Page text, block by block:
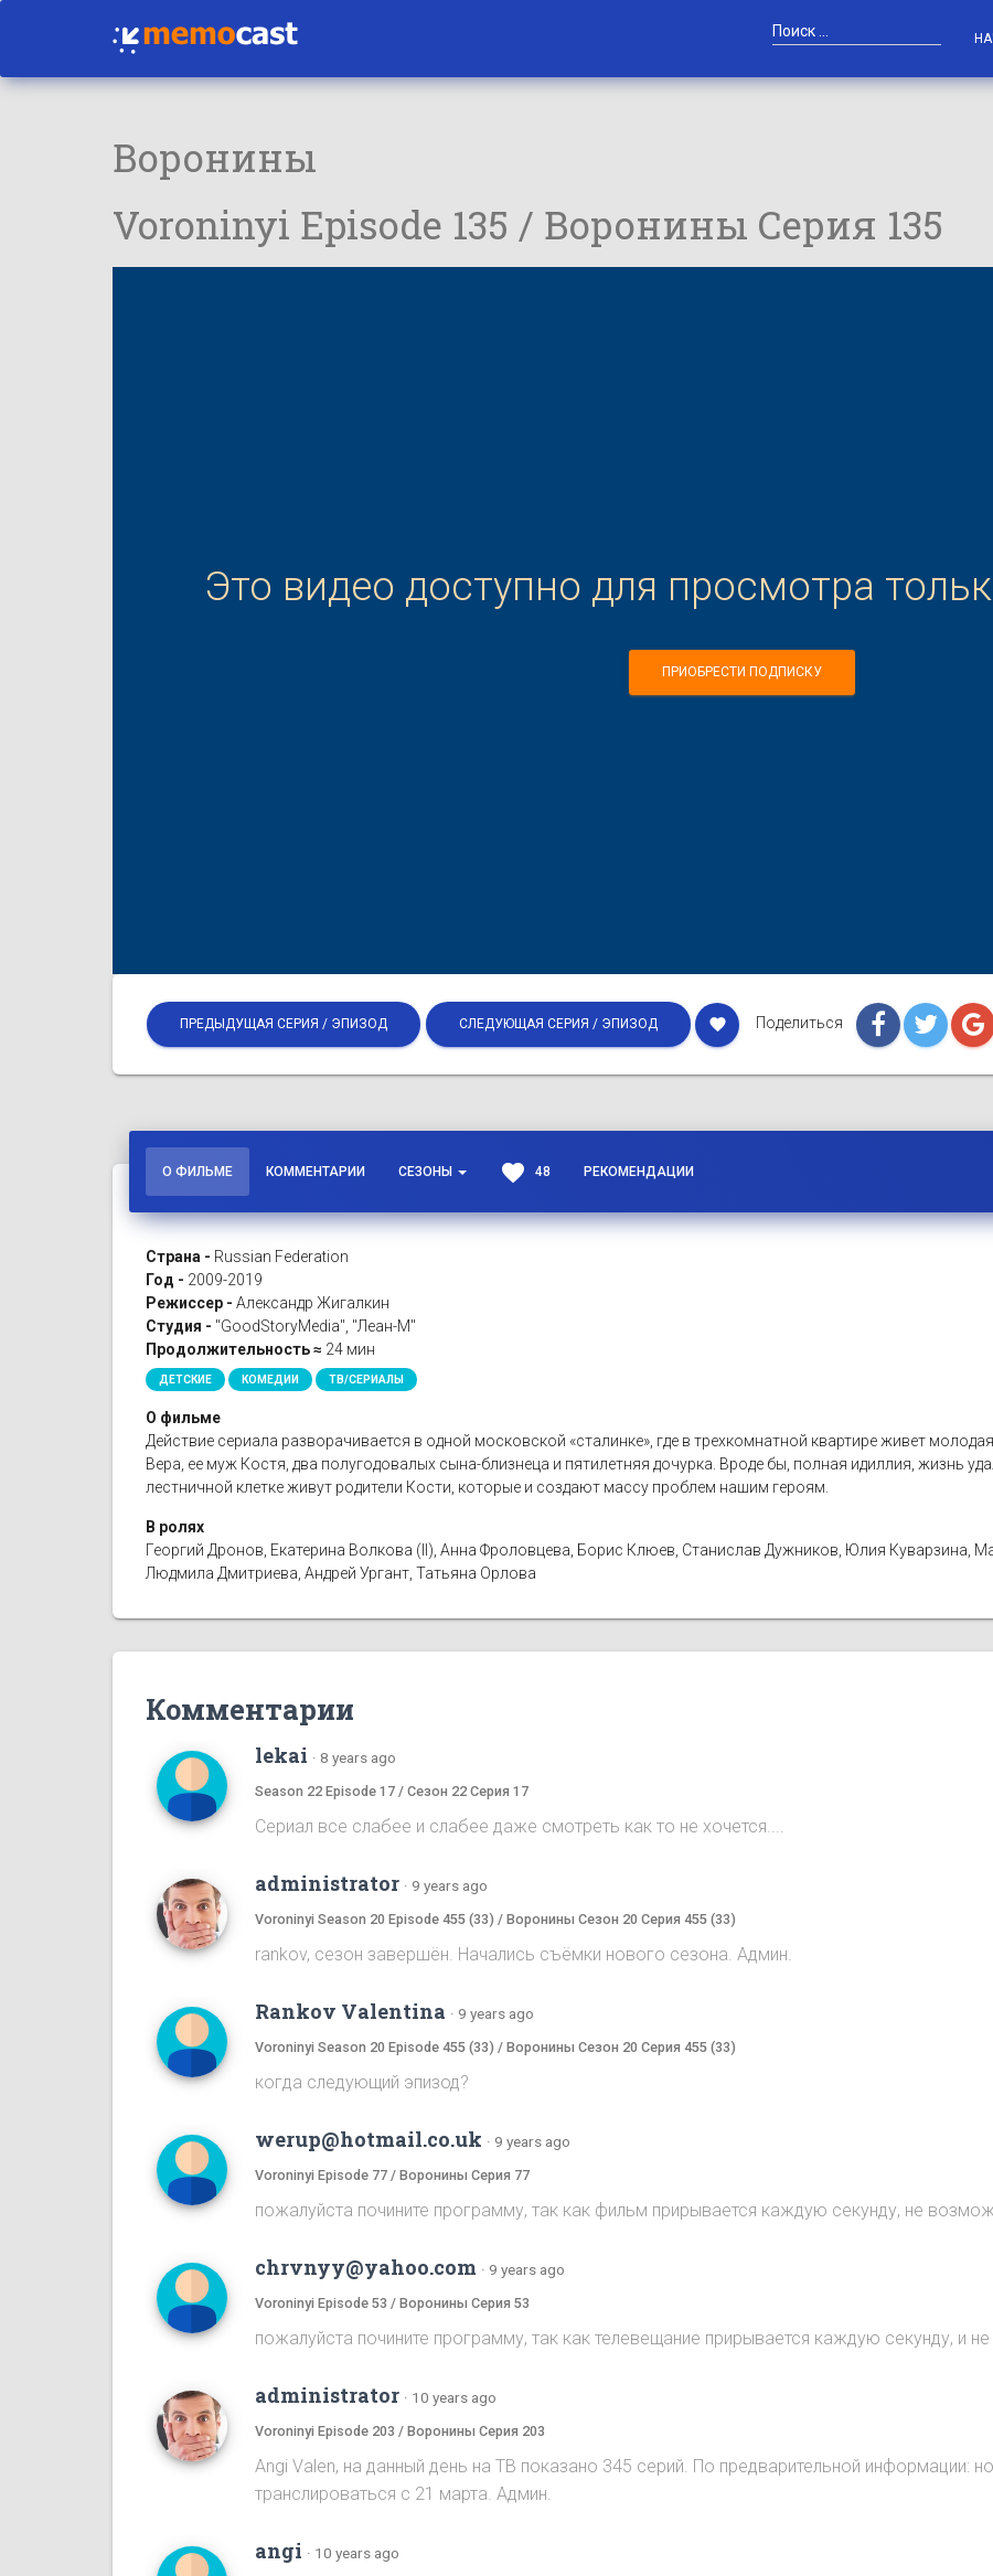
Воронины
Voroninyi Episode 135 / Воронины Серия 135
Это видео доступно для просмотра
ПРИОБРЕСТИ ПОДПИСКУ
ПРЕДЫДУЩАЯ СЕРИЯ / ЭПИЗОД СЛЕДУЮЩАЯ СЕРИЯ / ЭПИЗОД favorite Поделиться
О ФИЛЬМЕ КОММЕНТАРИИ СЕЗОНЫ favorite 48 РЕКОМЕНДАЦИИ
Страна - Russian Federation
Год - 2009-2019
Режиссер - Александр Жигалкин
Студия - "GoodStoryMedia", "Леан-М"
Продолжительность ≈ 24 мин
ДЕТСКИЕ КОМЕДИИ ТВ/СЕРИАЛЫ
О фильме
Действие сериала разворачивается в одной московской «сталинке», где в трехкомнатной квартире живет
Вера, ее муж Костя, два полугодовалых сына-близнеца и пятилетняя дочурка. Вроде бы, полная идиллия, жизнь
лестничной клетке живут родители Кости, которые и создают массу проблем нашим героям.
В ролях
Георгий Дронов, Екатерина Волкова (II), Анна Фроловцева, Борис Клюев, Станислав Дужников, Юлия Куварзина,
Людмила Дмитриева, Андрей Ургант, Татьяна Орлова
Комментарии
lekai · 8 years ago
Season 22 Episode 17 / Сезон 22 Серия 17
Сериал все слабее и слабее даже смотреть как то не хочется....
administrator · 9 years ago
Voroninyi Season 20 Episode 455 (33) / Воронины Сезон 20 Серия 455 (33)
rankov, сезон завершён. Начались съёмки нового сезона. Админ.
Rankov Valentina · 9 years ago
Voroninyi Season 20 Episode 455 (33) / Воронины Сезон 20 Серия 455 (33)
когда следующий эпизод?
werup@hotmail.co.uk · 9 years ago
Voroninyi Episode 77 / Воронины Серия 77
пожалуйста почините программу, так как фильм прирывается каждую секунду, не
chrvnyy@yahoo.com · 9 years ago
Voroninyi Episode 53 / Воронины Серия 53
пожалуйста почините программу, так как телевещание прирывается каждую секунду, и
administrator · 10 years ago
Voroninyi Episode 203 / Воронины Серия 203
Angi Valen, на данный день на ТВ показано 345 серий. По предварительной информации:
транслироваться с 21 марта. Админ.
angi · 10 years ago